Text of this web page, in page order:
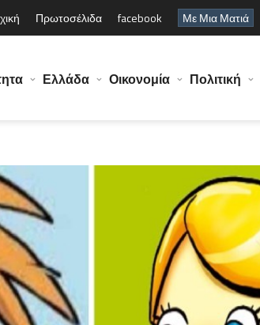
Πρωτοσέλιδα facebook Με Μια Ματιά
Ελλάδα Οικονομία Πολιτική